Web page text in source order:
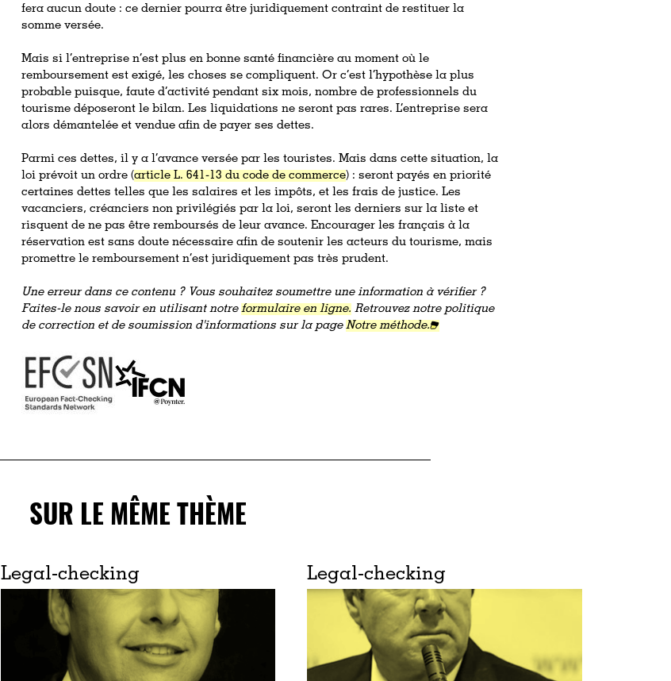
fera aucun doute : ce dernier pourra être juridiquement contraint de restituer la
somme versée.
Mais si l’entreprise n’est plus en bonne santé financière au moment où le
remboursement est exigé, les choses se compliquent. Or c’est l’hypothèse la plus
probable puisque, faute d’activité pendant six mois, nombre de professionnels du
tourisme déposeront le bilan. Les liquidations ne seront pas rares. L’entreprise sera
alors démantelée et vendue afin de payer ses dettes.
Parmi ces dettes, il y a l’avance versée par les touristes. Mais dans cette situation, la
loi prévoit un ordre (article L. 641-13 du code de commerce) : seront payés en priorité
certaines dettes telles que les salaires et les impôts, et les frais de justice. Les
vacanciers, créanciers non privilégiés par la loi, seront les derniers sur la liste et
risquent de ne pas être remboursés de leur avance. Encourager les français à la
réservation est sans doute nécessaire afin de soutenir les acteurs du tourisme, mais
promettre le remboursement n’est juridiquement pas très prudent.
Une erreur dans ce contenu ? Vous souhaitez soumettre une information à vérifier ?
Faites-le nous savoir en utilisant notreformulaire en ligne. Retrouvez notre politique
de correction et de soumission d'informations sur la pageNotre méthode.
SUR LE MÊME THÈME
Legal-checking Legal-checking